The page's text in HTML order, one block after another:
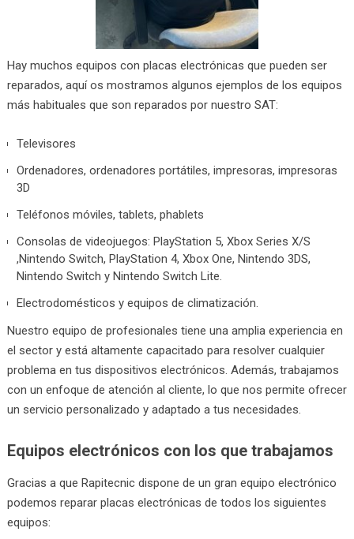
Hay muchos equipos con placas electrónicas que pueden ser
reparados, aquí os mostramos algunos ejemplos de los equipos
más habituales que son reparados por nuestro SAT:
Televisores
Ordenadores, ordenadores portátiles, impresoras, impresoras
3D
Teléfonos móviles, tablets, phablets
Consolas de videojuegos: PlayStation 5, Xbox Series X/S
,Nintendo Switch, PlayStation 4, Xbox One, Nintendo 3DS,
Nintendo Switch y Nintendo Switch Lite.
Electrodomésticos y equipos de climatización.
Nuestro equipo de profesionales tiene una amplia experiencia en
el sector y está altamente capacitado para resolver cualquier
problema en tus dispositivos electrónicos. Además, trabajamos
con un enfoque de atención al cliente, lo que nos permite ofrecer
un servicio personalizado y adaptado a tus necesidades.
Equipos electrónicos con los que trabajamos
Gracias a que Rapitecnic dispone de un gran equipo electrónico
podemos reparar placas electrónicas de todos los siguientes
equipos: